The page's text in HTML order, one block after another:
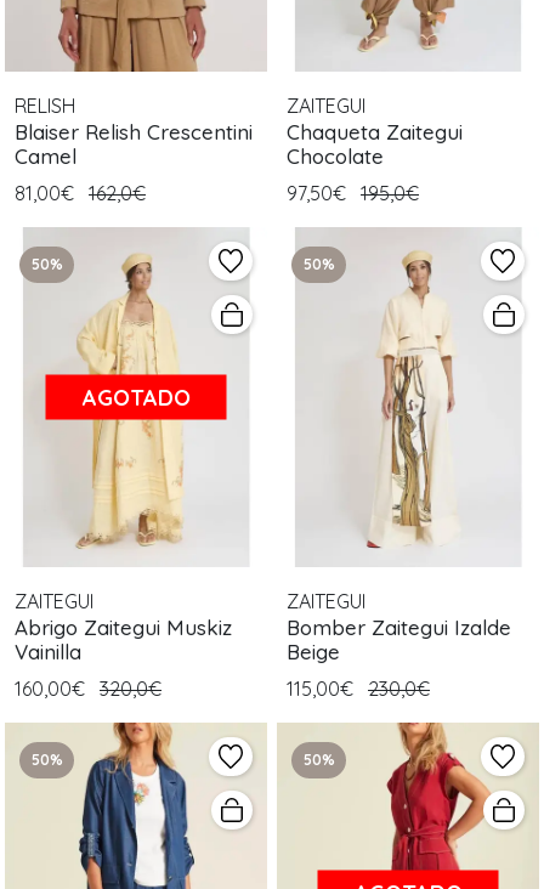
RELISH
Blaiser Relish Crescentini
Camel
81,00€ 162,0€
ZAITEGUI
Chaqueta Zaitegui
Chocolate
97,50€ 195,0€
50%
AGOTADO
ZAITEGUI
Abrigo Zaitegui Muskiz
Vainilla
160,00€ 320,0€
50%
ZAITEGUI
Bomber Zaitegui Izalde
Beige
115,00€ 230,0€
50% 50%